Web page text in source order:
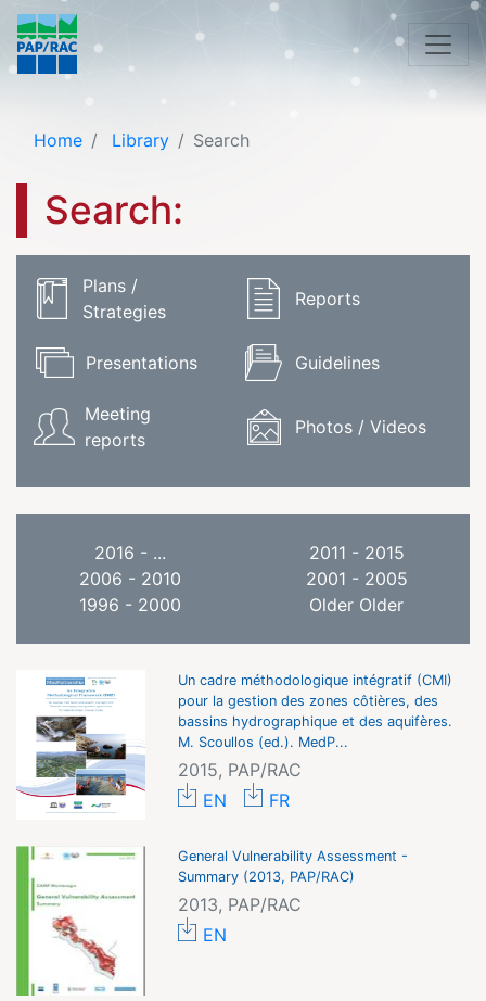
Home Library Search
Search:
Plans /
Strategies
Reports
Presentations Guidelines
Meeting
reports
Photos / Videos
2016 - ...
2011 - 2015
2006 - 2010
2001 - 2005
1996 - 2000
Older Older
Un cadre méthodologique intégratif (CMI)
pour la gestion des zones côtières, des
bassins hydrographique et des aquifères.
M. Scoullos (ed.). MedP...
2015, PAP/RAC
EN
FR
General Vulnerability Assessment -
Summary (2013, PAP/RAC)
2013, PAP/RAC
EN